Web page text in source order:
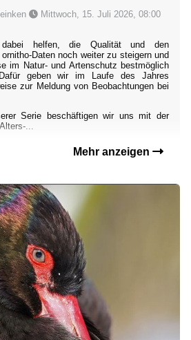
Mittwoch, 15. Juli 2026, 08:00
helfen, die Qualität und den
Daten noch weiter zu steigern und
im Natur- und Artenschutz bestmöglich
geben wir im Laufe des Jahres
zur Meldung von Beobachtungen bei
Serie beschäftigen wir uns mit der
...
Mehr anzeigen